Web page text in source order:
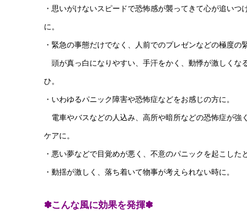
・思いがけないスピードで恐怖感が襲ってきて心が追い
に。
・緊急の事態だけでなく、人前でのプレゼンなどの極度の
頭が真っ白になりやすい、手汗をかく、動悸が激しくな
ひ。
・いわゆるパニック障害や恐怖症などをお感じの方に。
電車やバスなどの人込み、高所や暗所などの恐怖症が強
ケアに。
・悪い夢などで目覚めが悪く、不意のパニックを起こした
・動揺が激しく、落ち着いて物事が考えられない時に。
✽こんな風に効果を発揮✽